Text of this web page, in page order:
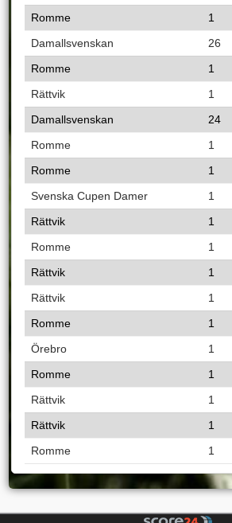
Romme
1
Damallsvenskan
26
Romme
1
Rättvik
1
Damallsvenskan
24
Romme
1
Romme
1
Svenska Cupen Damer
1
Rättvik
1
Romme
1
Rättvik
1
Rättvik
1
Romme
1
Örebro
1
Romme
1
Rättvik
1
Rättvik
1
Romme
1